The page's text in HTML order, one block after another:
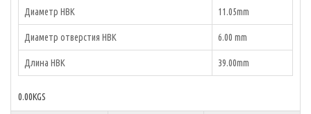
Диаметр НВК 11.05mm
Диаметр отверстия НВК 6.00 mm
Длина НВК 39.00mm
0.00KGS